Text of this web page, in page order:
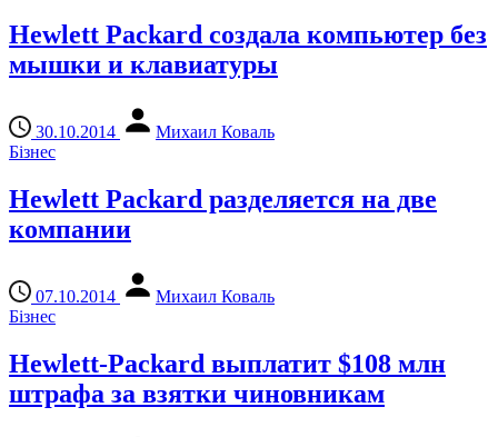
Hewlett Packard создала компьютер без
мышки и клавиатуры
30.10.2014
Михаил Коваль
Бізнес
Hewlett Packard разделяется на две
компании
07.10.2014
Михаил Коваль
Бізнес
Hewlett-Packard выплатит $108 млн
штрафа за взятки чиновникам